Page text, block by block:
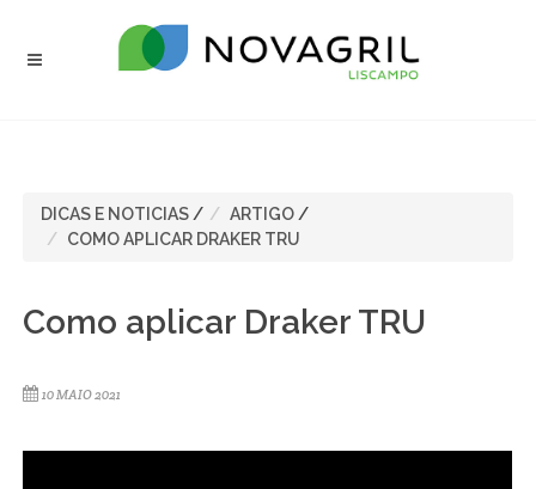
DICAS E NOTICIAS / ARTIGO /
COMO APLICAR DRAKER TRU
Como aplicar Draker TRU
10 MAIO 2021